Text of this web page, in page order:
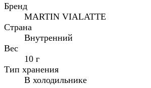
Бренд
MARTIN VIALATTE
Страна
Внутренний
Вес
10 г
Тип хранения
В холодильнике